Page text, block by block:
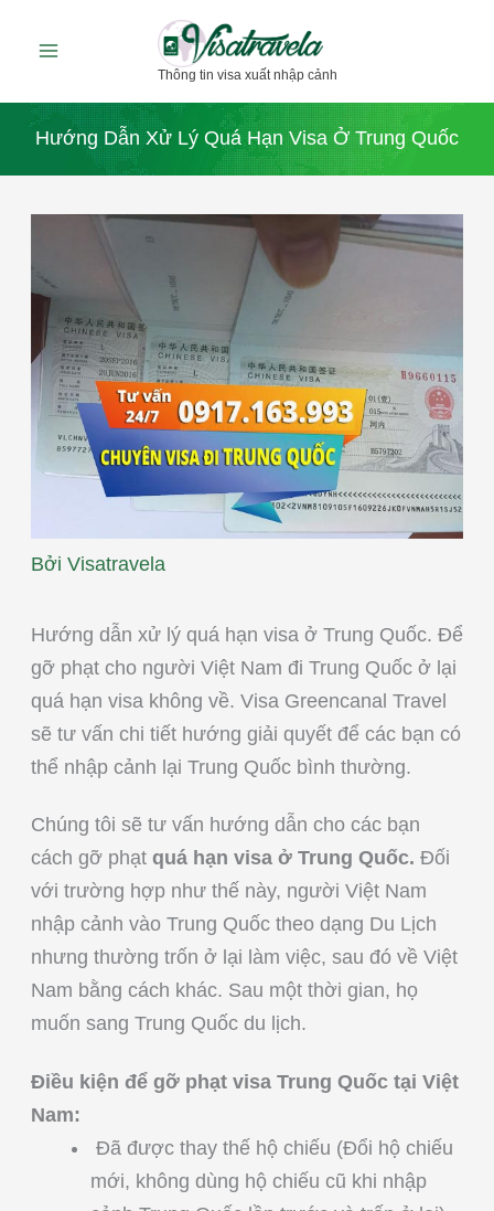
dung
Thông tin visa xuất nhập cảnh
Hướng Dẫn Xử Lý Quá Hạn Visa Ở Trung Quốc
Bởi Visatravela
Hướng dẫn xử lý quá hạn visa ở Trung Quốc. Để
gỡ phạt cho người Việt Nam đi Trung Quốc ở lại
quá hạn visa không về. Visa Greencanal Travel
sẽ tư vấn chi tiết hướng giải quyết để các bạn có
thể nhập cảnh lại Trung Quốc bình thường.
Chúng tôi sẽ tư vấn hướng dẫn cho các bạn
cách gỡ phạt quá hạn visa ở Trung Quốc. Đối
với trường hợp như thế này, người Việt Nam
nhập cảnh vào Trung Quốc theo dạng Du Lịch
nhưng thường trốn ở lại làm việc, sau đó về Việt
Nam bằng cách khác. Sau một thời gian, họ
muốn sang Trung Quốc du lịch.
Điều kiện để gỡ phạt visa Trung Quốc tại Việt
Nam:
Đã được thay thế hộ chiếu (Đổi hộ chiếu
mới, không dùng hộ chiếu cũ khi nhập